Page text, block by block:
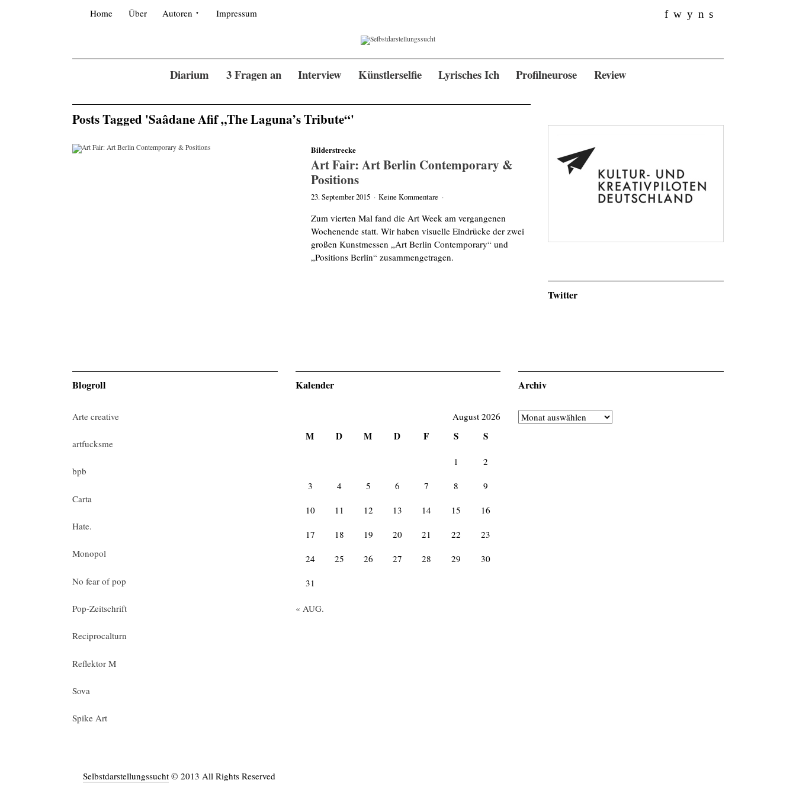
f w y n s
Home Über Autoren Impressum
Diarium 3 Fragen an Interview Künstlerselfie Lyrisches Ich Profilneurose Review
Posts Tagged 'Saâdane Afif „The Laguna’s Tribute“'
Bilderstrecke
Art Fair: Art Berlin Contemporary &
Positions
23. September 2015 · Keine Kommentare ·
Zum vierten Mal fand die Art Week am vergangenen
Wochenende statt. Wir haben visuelle Eindrücke der zwei
großen Kunstmessen „Art Berlin Contemporary“ und
„Positions Berlin“ zusammengetragen.
Twitter
Blogroll
Arte creative
artfucksme
bpb
Carta
Hate.
Monopol
No fear of pop
Pop-Zeitschrift
Reciprocalturn
Reflektor M
Sova
Spike Art
Kalender
August 2026
M D M D F S S
« AUG.
1 2
3 4 5 6 7 8 9
10 11 12 13 14 15 16
17 18 19 20 21 22 23
24 25 26 27 28 29 30
31
Archiv
Archiv
Selbstdarstellungssucht© 2013 All Rights Reserved